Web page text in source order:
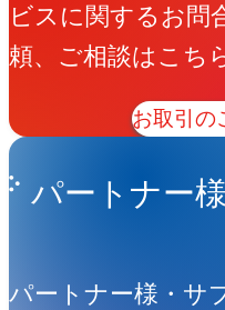
ビスに関するお問
頼、ご相談はこち
お取引の
パートナー
パートナー様・サ